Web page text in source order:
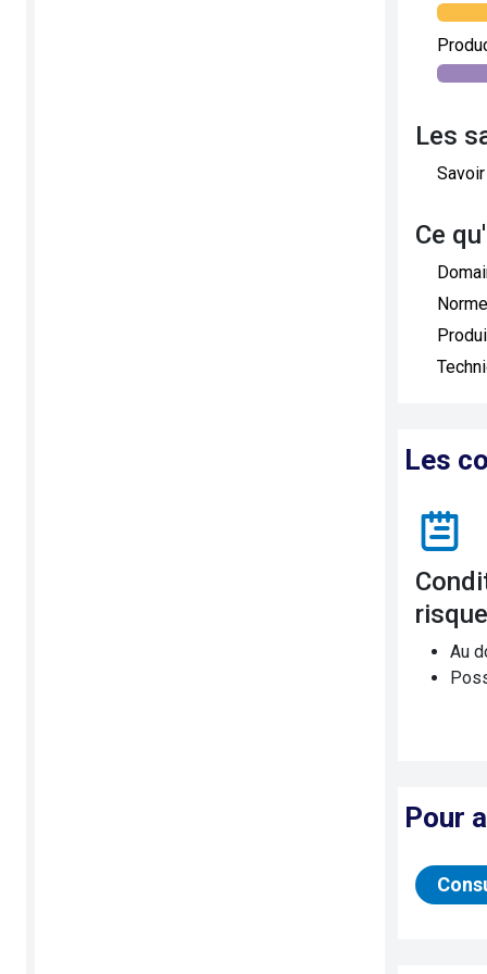
Les
Ce
Les
Conditions de travail et
Au
Pour